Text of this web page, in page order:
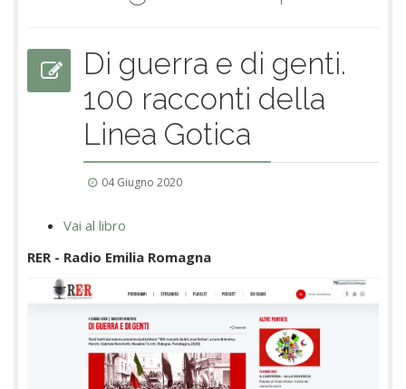
Di guerra e di genti.
100 racconti della
Linea Gotica
04 Giugno 2020
Vai al libro
RER - Radio Emilia Romagna